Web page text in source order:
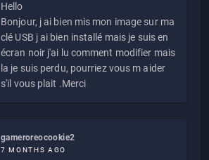
Hello
Bonjour, j ai bien mis mon image sur ma
clé USB j ai bien installé mais je suis en
écran noir j'ai lu comment modifier mais
la je suis perdu, pourriez vous m aider
s'il vous plait .Merci
gameroreocookie2
7 MONTHS AGO